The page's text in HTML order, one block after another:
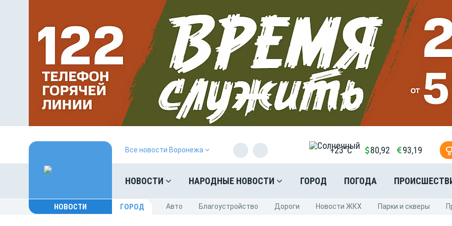
Все новости Воронежа +23°C 80,92 93,19
НОВОСТИ НАРОДНЫЕ НОВОСТИ ГОРОД ПОГОДА
НОВОСТИ ГОРОД Авто Благоустройство Дороги Новости ЖКХ Парки и скверы